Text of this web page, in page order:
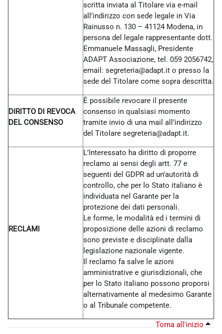
scritta inviata al Titolare via e-mail
all’indirizzo con sede legale in Via
Rainusso n. 130 – 41124 Modena, in
persona del legale rappresentante dott.
Emmanuele Massagli, Presidente
ADAPT Associazione, tel. 059 2056742,
email: segreteria@adapt.it o presso la
sede del Titolare come sopra descritta.
DIRITTO DI REVOCA
DEL CONSENSO
È possibile revocare il presente
consenso in qualsiasi momento
tramite invio di una mail all’indirizzo
del Titolare segreteria@adapt.it.
RECLAMI
L’Interessato ha diritto di proporre
reclamo ai sensi degli artt. 77 e
seguenti del GDPR ad un’autorità di
controllo, che per lo Stato italiano è
individuata nel Garante per la
protezione dei dati personali.
Le forme, le modalità ed i termini di
proposizione delle azioni di reclamo
sono previste e disciplinate dalla
legislazione nazionale vigente.
Il reclamo fa salve le azioni
amministrative e giurisdizionali, che
per lo Stato italiano possono proporsi
alternativamente al medesimo Garante
o al Tribunale competente.
Torna all'inizio